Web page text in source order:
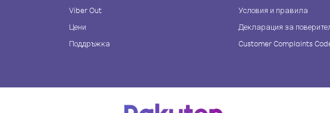
Viber Out
Цени
Поддръжка
Условия и правила
Декларация за
Customer Complaints